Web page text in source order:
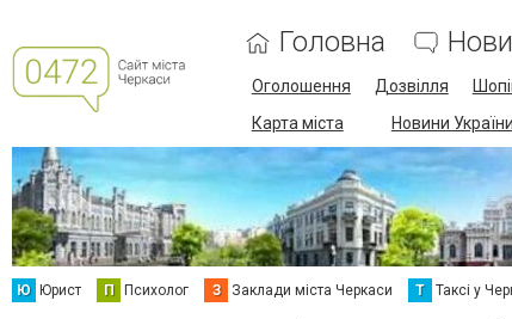
Головна
Оголошення Дозвілля
Карта міста
Новини України
Ю Юрист П Психолог З Заклади міста Черкаси Т Таксі у